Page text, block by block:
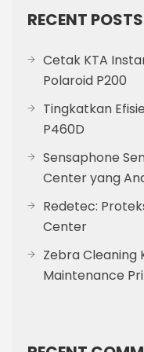
RECENT POSTS
Cetak KTA
Polaroid P200
Tingkatkan
P460D
Sensaphone
Center yang
Redetec:
Center
Zebra Cleaning
Maintenance